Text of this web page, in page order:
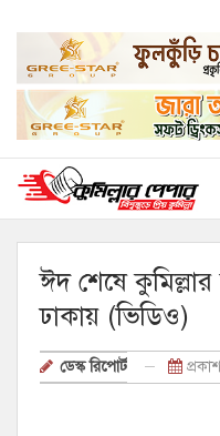
ঈদ শেষে
ঢাকায় (ভিডিও)
ডেস্ক রিপোর্ট